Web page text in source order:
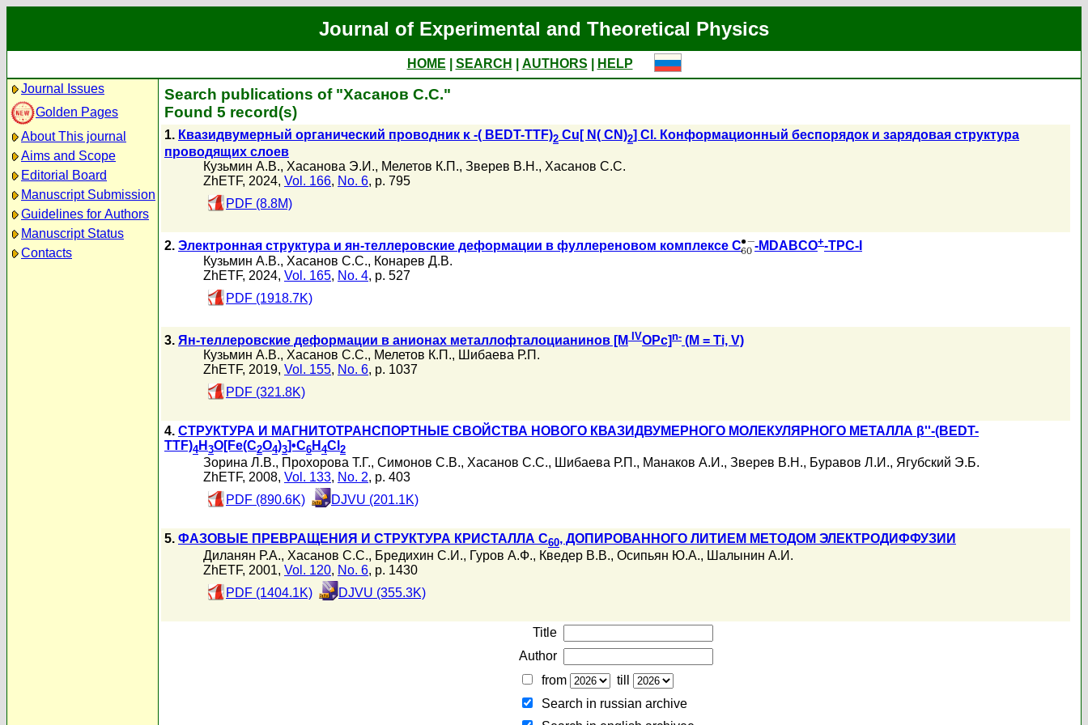
Journal of Experimental and Theoretical Physics
HOME SEARCH AUTHORS
HELP
Journal Issues
Golden Pages
About This journal
Aims and Scope
Editorial Board
Manuscript Submission
Guidelines for Authors
Manuscript Status
Contacts
Search publications of "Хасанов С.С."
Found 5 record(s)
1. Квазидвумерный органический проводник κ -( BEDT-TTF)2 Cu[ N( CN)2] Cl. Конформационный беспорядок и зарядовая структура
проводящих слоев
Кузьмин А.В., Хасанова Э.И., Мелетов К.П., Зверев В.Н., Хасанов С.С.
ZhETF, 2024, Vol. 166, No. 6, p. 795
PDF (8.8M)
2. Электронная структура и ян-теллеровские деформации в фуллереновом комплексе C -MDABCO+-TPC-I
Кузьмин А.В., Хасанов С.С., Конарев Д.В.
ZhETF, 2024, Vol. 165, No. 4, p. 527
PDF (1918.7K)
3. Ян-теллеровские деформации в анионах металлофталоцианинов [M IVOPc]n- (M = Ti, V)
Кузьмин А.В., Хасанов С.С., Мелетов К.П., Шибаева Р.П.
ZhETF, 2019, Vol. 155, No. 6, p. 1037
PDF (321.8K)
4. СТРУКТУРА И МАГНИТОТРАНСПОРТНЫЕ СВОЙСТВА НОВОГО КВАЗИДВУМЕРНОГО МОЛЕКУЛЯРНОГО МЕТАЛЛА β''-(BEDT-
TTF)4 H 3O[Fe(C2O4)3]•C6 H 4Cl 2
Зорина Л.В., Прохорова Т.Г., Симонов С.В., Хасанов С.С., Шибаева Р.П., Манаков А.И., Зверев В.Н., Буравов Л.И., Ягубский Э.Б.
ZhETF, 2008, Vol. 133, No. 2, p. 403
PDF (890.6K)
DJVU (201.1K)
5. ФАЗОВЫЕ ПРЕВРАЩЕНИЯ И СТРУКТУРА КРИСТАЛЛА C60, ДОПИРОВАННОГО ЛИТИЕМ МЕТОДОМ ЭЛЕКТРОДИФФУЗИИ
Диланян Р.А., Хасанов С.С., Бредихин С.И., Гуров А.Ф., Кведер В.В., Осипьян Ю.А., Шалынин А.И.
ZhETF, 2001, Vol. 120, No. 6, p. 1430
PDF (1404.1K)
DJVU (355.3K)
Title
Author
from
till
Search in russian archive